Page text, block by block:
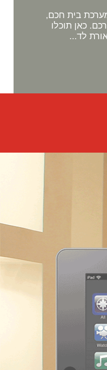
בית חכם,
כאן תוכלו
לד...